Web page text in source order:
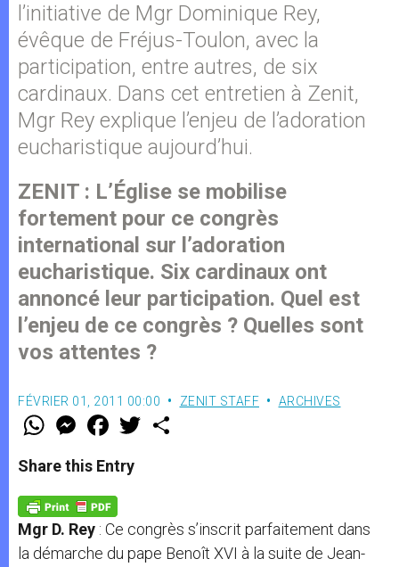
l’initiative de Mgr Dominique Rey,
évêque de Fréjus-Toulon, avec la
participation, entre autres, de six
cardinaux. Dans cet entretien à Zenit,
Mgr Rey explique l’enjeu de l’adoration
eucharistique aujourd’hui.
ZENIT : L’Église se mobilise
fortement pour ce congrès
international sur l’adoration
eucharistique. Six cardinaux ont
annoncé leur participation. Quel est
l’enjeu de ce congrès ? Quelles sont
vos attentes ?
FÉVRIER 01, 2011 00:00 ZENIT STAFF ARCHIVES
W
t
s
p
p
M
e
s
e
g
e
r
F
a
e
b
o
k
w
Share this Entry
Mgr D. Rey : Ce congrès s’inscrit parfaitement dans
la démarche du pape Benoît XVI à la suite de Jean-